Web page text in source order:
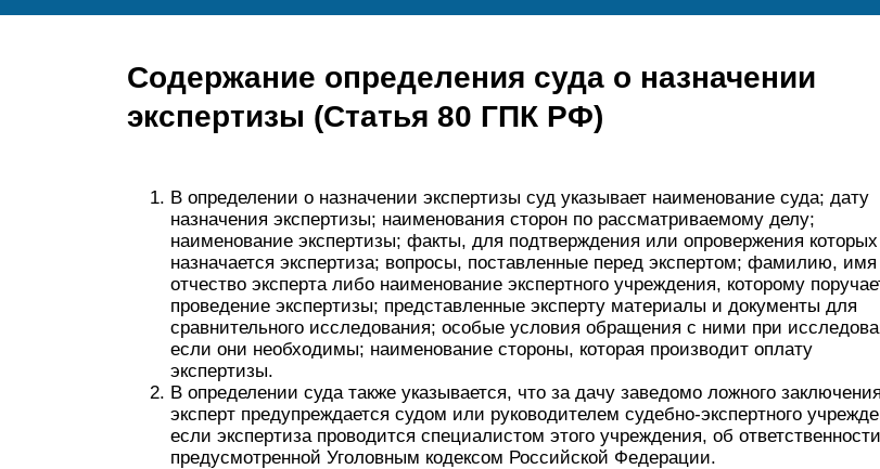
Содержание определения суда о назначении
экспертизы (Статья 80 ГПК РФ)
В определении о назначении экспертизы суд указывает наименование суда; дату
назначения экспертизы; наименования сторон по рассматриваемому делу;
наименование экспертизы; факты, для подтверждения или опровержения которых
назначается экспертиза; вопросы, поставленные перед экспертом; фамилию,
отчество эксперта либо наименование экспертного учреждения, которому
проведение экспертизы; представленные эксперту материалы и документы для
сравнительного исследования; особые условия обращения с ними при
если они необходимы; наименование стороны, которая производит оплату
экспертизы.
В определении суда также указывается, что за дачу заведомо ложного заключения
эксперт предупреждается судом или руководителем судебно-экспертного
если экспертиза проводится специалистом этого учреждения, об
предусмотренной Уголовным кодексом Российской Федерации.